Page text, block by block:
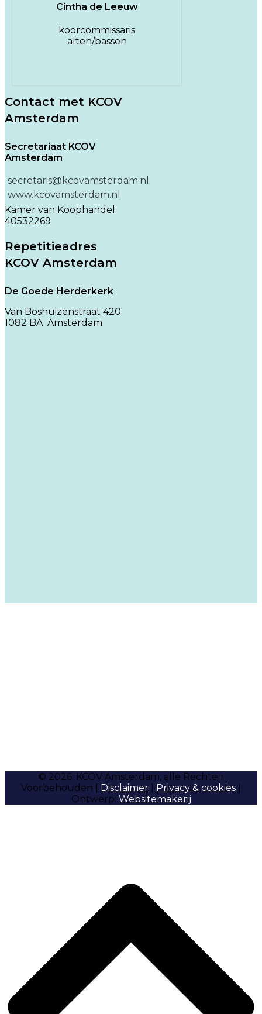
Cintha de Leeuw
koorcommissaris
alten/bassen
Contact met KCOV
Amsterdam
Secretariaat KCOV
Amsterdam
secretaris@kcovamsterdam.nl
www.kcovamsterdam.nl
Kamer van Koophandel:
40532269
Repetitieadres
KCOV Amsterdam
De Goede Herderkerk
Van Boshuizenstraat 420
1082 BA Amsterdam
© 2026: KCOV Amsterdam, alle Rechten
Voorbehouden | Disclaimer Privacy & cookies
Ontwerp: Websitemakerij